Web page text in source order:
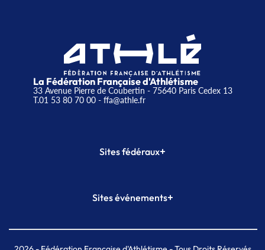
La Fédération Française d'Athlétisme
33 Avenue Pierre de Coubertin - 75640 Paris Cedex 13
T.01 53 80 70 00- ffa@athle.fr
Sites fédéraux+
Plateforme Formation
Sites événements+
Meeting de Paris indoor
MAIF Ekiden de Paris